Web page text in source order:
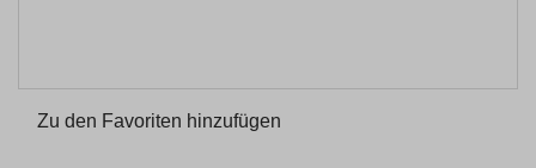
Zu den Favoriten hinzufügen